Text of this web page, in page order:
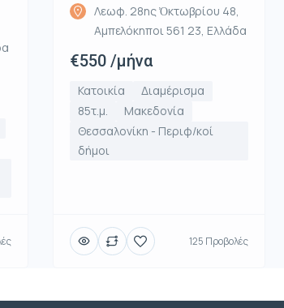
Λεωφ. 28ης Ὀκτωβρίου 48,
Αμπελόκηποι 561 23, Ελλάδα
€550 /μήνα
Κατοικία
Διαμέρισμα
85τ.μ.
Μακεδονία
Θεσσαλονίκη - Περιφ/κοί
δήμοι
125 Προβολές